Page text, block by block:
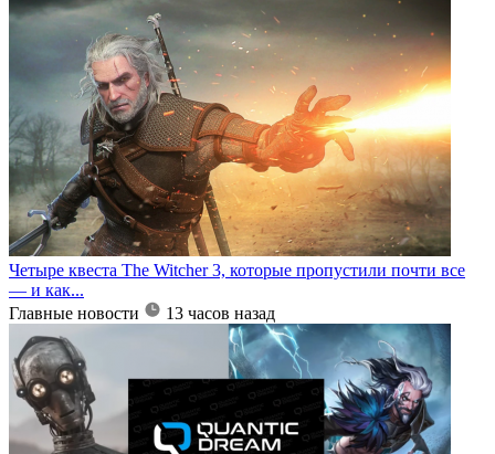
Четыре квеста The Witcher 3, которые пропустили почти все
— и как...
Главные новости
13 часов назад